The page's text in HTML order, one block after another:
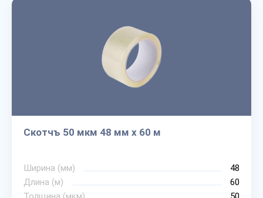
Скотчъ 50 мкм 48 мм х 60 м
Ширина (мм)
48
Длина (м)
60